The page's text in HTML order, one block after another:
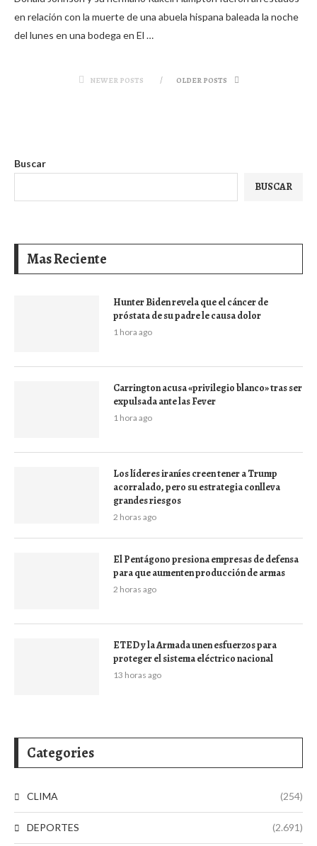
en relación con la muerte de una abuela hispana baleada la noche
del lunes en una bodega en El …
NEWER POSTS OLDER POSTS
Buscar
BUSCAR
Mas Reciente
Hunter Biden revela que el cáncer de
próstata de su padre le causa dolor
1 hora ago
Carrington acusa «privilegio blanco» tras ser
expulsada ante las Fever
1 hora ago
Los líderes iraníes creen tener a Trump
acorralado, pero su estrategia conlleva
grandes riesgos
2 horas ago
El Pentágono presiona empresas de defensa
para que aumenten producción de armas
2 horas ago
ETED y la Armada unen esfuerzos para
proteger el sistema eléctrico nacional
13 horas ago
Categories
CLIMA (254)
DEPORTES (2.691)